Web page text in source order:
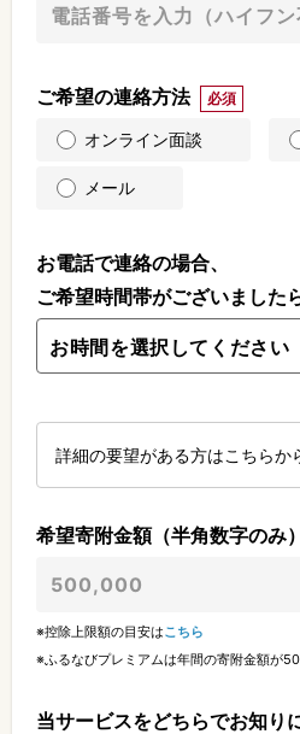
ご希望の連絡方法 必須
オンライン面談
メール
お電話で連絡の場合、
ご希望時間帯がございました
詳細の要望がある方はこちらか
希望寄附金額（半角数字のみ）
※控除上限額の目安はこちら
※ふるなびプレミアムは年間の寄附金額が
当サービスをどちらでお知り